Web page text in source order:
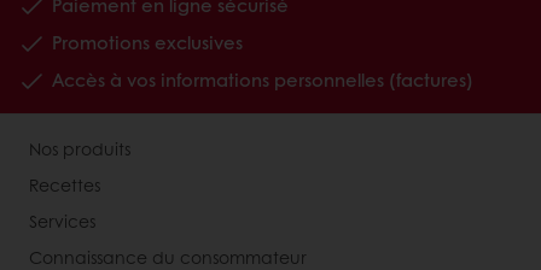
Promotions exclusives
Accès à vos informations personnelles (factures)
Nos produits
Recettes
Services
Connaissance du consommateur